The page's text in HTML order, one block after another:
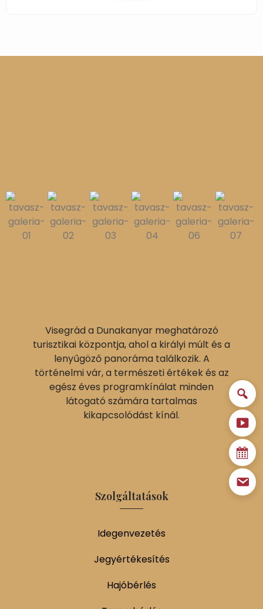
Visegrád a Dunakanyar meghatározó
turisztikai központja, ahol a királyi múlt és a
lenyűgöző panoráma találkozik. A
történelmi vár, a természeti értékek és az
egész éves programkínálat minden
látogató számára tartalmas
kikapcsolódást kínál.
Szolgáltatások
Idegenvezetés
Jegyértékesítés
Hajóbérlés